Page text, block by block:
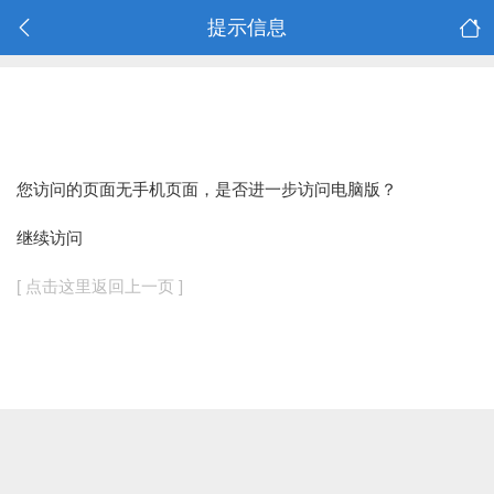
提示信息
您访问的页面无手机页面，是否进一步访问电脑版？
继续访问
[ 点击这里返回上一页 ]